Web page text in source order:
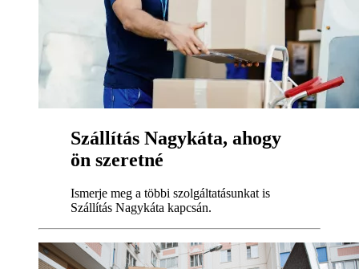
Szállítás Nagykáta, ahogy
ön szeretné
Ismerje meg a többi szolgáltatásunkat is
Szállítás Nagykáta kapcsán.